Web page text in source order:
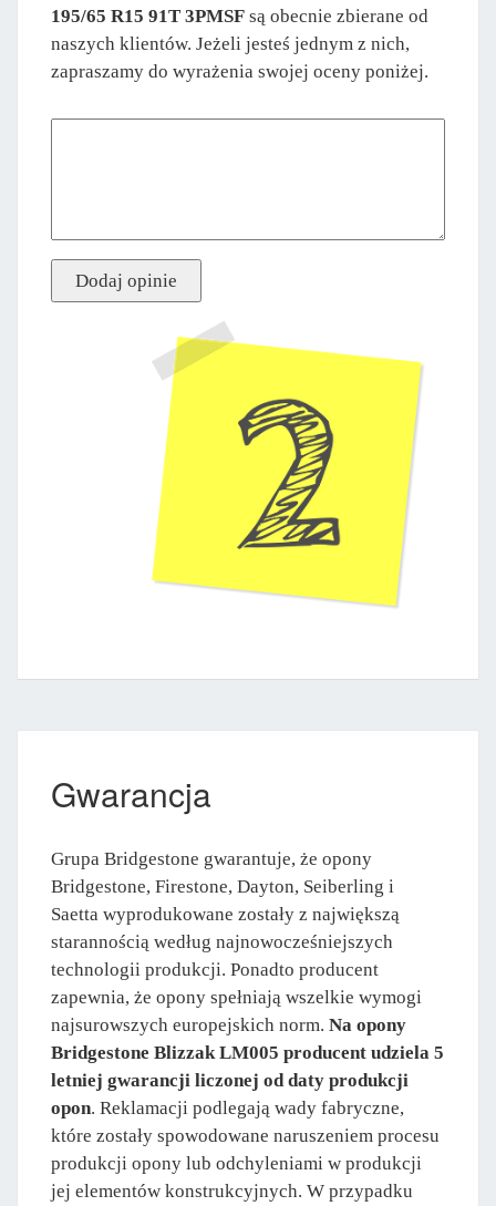
195/65 R15 91T 3PMSF są obecnie zbierane od
naszych klientów. Jeżeli jesteś jednym z nich,
zapraszamy do wyrażenia swojej oceny poniżej.
Gwarancja
Grupa Bridgestone gwarantuje, że opony
Bridgestone, Firestone, Dayton, Seiberling i
Saetta wyprodukowane zostały z największą
starannością według najnowocześniejszych
technologii produkcji. Ponadto producent
zapewnia, że opony spełniają wszelkie wymogi
najsurowszych europejskich norm. Na opony
Bridgestone Blizzak LM005 producent udziela 5
letniej gwarancji liczonej od daty produkcji
opon. Reklamacji podlegają wady fabryczne,
które zostały spowodowane naruszeniem procesu
produkcji opony lub odchyleniami w produkcji
jej elementów konstrukcyjnych. W przypadku